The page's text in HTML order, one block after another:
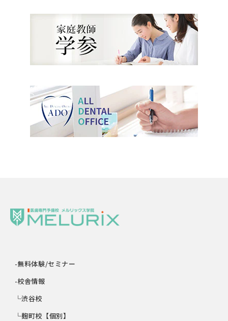
-無料体験/セミナー
-校舎情報
└渋谷校
└麹町校【個別】